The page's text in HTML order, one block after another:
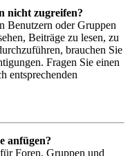
nicht zugreifen?
Benutzern oder Gruppen
Beiträge zu lesen, zu
brauchen Sie
Fragen Sie einen
entsprechenden
anfügen?
Foren, Gruppen und